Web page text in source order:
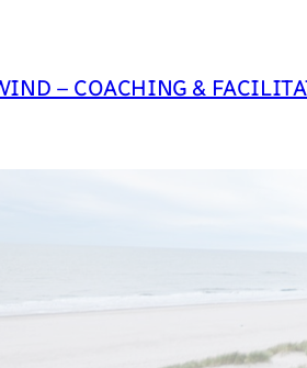
– COACHING &